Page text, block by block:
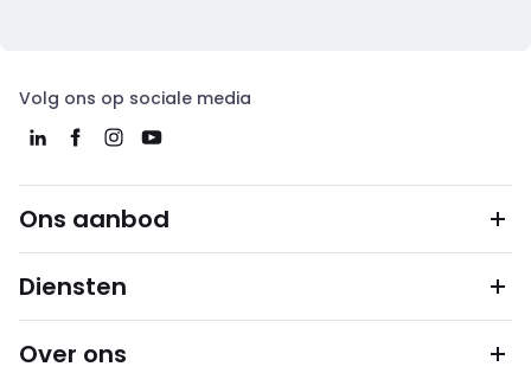
Volg ons op sociale media
Ons aanbod
Diensten
Over ons